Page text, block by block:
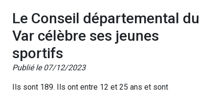
Le Conseil départemental du
Var célèbre ses jeunes
sportifs
Publié le 07/12/2023
Ils sont 189. Ils ont entre 12 et 25 ans et sont